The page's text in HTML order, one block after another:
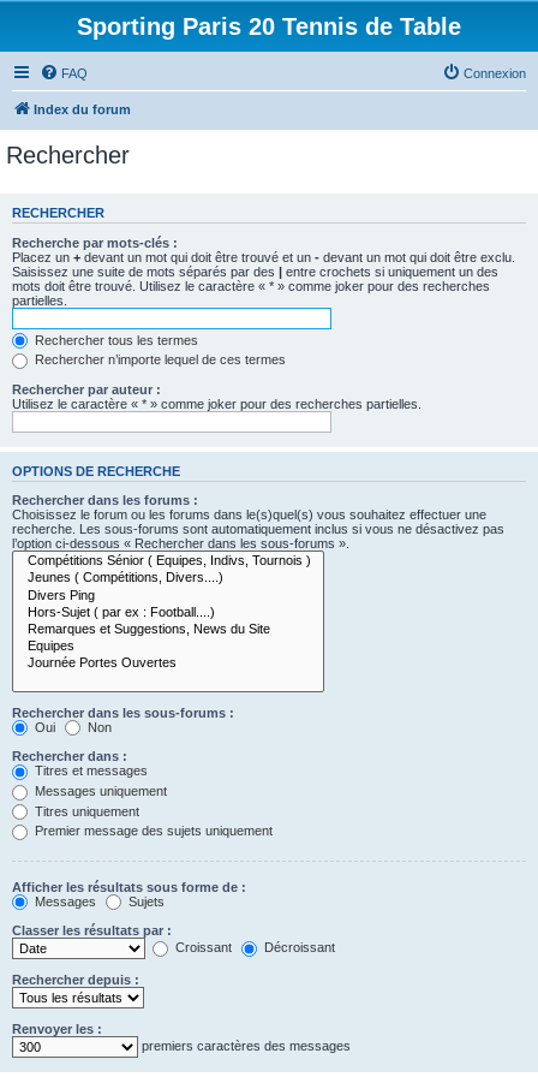
Sporting Paris 20 Tennis de Table
FAQ Connexion
Index du forum
Rechercher
RECHERCHER
Recherche par mots-clés :
Placez un + devant un mot qui doit être trouvé et un - devant un mot qui doit être exclu.
Saisissez une suite de mots séparés par des | entre crochets si uniquement un des
mots doit être trouvé. Utilisez le caractère « * » comme joker pour des recherches
partielles.
Rechercher tous les termes
Rechercher n’importe lequel de ces termes
Rechercher par auteur :
Utilisez le caractère « * » comme joker pour des recherches partielles.
OPTIONS DE RECHERCHE
Rechercher dans les forums :
Choisissez le forum ou les forums dans le(s)quel(s) vous souhaitez effectuer une
recherche. Les sous-forums sont automatiquement inclus si vous ne désactivez pas
l’option ci-dessous « Rechercher dans les sous-forums ».
Rechercher dans les sous-forums :
Oui
Non
Rechercher dans :
Titres et messages
Messages uniquement
Titres uniquement
Premier message des sujets uniquement
Afficher les résultats sous forme de :
Messages
Sujets
Classer les résultats par :
Croissant
Décroissant
Rechercher depuis :
Renvoyer les :
premiers caractères des messages